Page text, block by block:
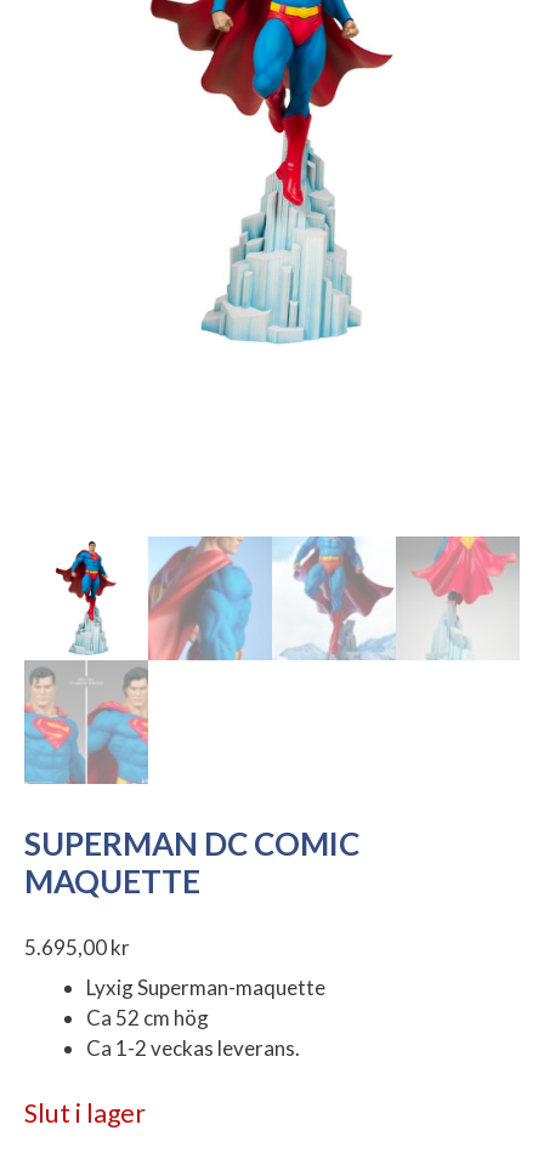
SUPERMAN DC COMIC
MAQUETTE
5.695,00kr
Lyxig Superman-maquette
Ca 52 cm hög
Ca 1-2 veckas leverans.
Slut i lager